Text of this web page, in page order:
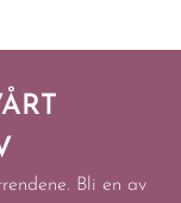
Bli en av